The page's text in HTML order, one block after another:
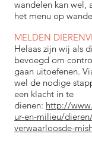
wandelen kan wel,
het menu op
MELDEN
Helaas zijn wij als
bevoegd om
gaan uitoefenen.
wel de nodige
een klacht in te
dienen: http://
ur-en-milieu/
verwaarloosde-